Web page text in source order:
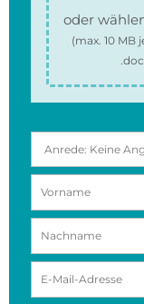
oder
(max. 10 MB